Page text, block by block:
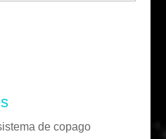
de copago